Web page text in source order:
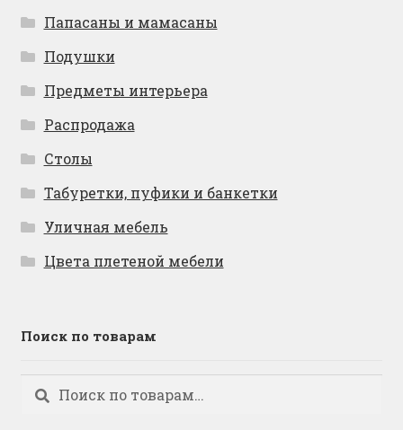
Папасаны и мамасаны
Подушки
Предметы интерьера
Распродажа
Столы
Табуретки, пуфики и банкетки
Уличная мебель
Цвета плетеной мебели
Поиск по товарам
Искать:
Поиск